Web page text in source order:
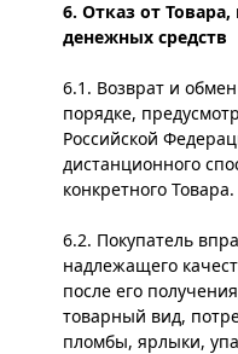
6. Отказ от
денежных средств
6.1. Возврат и
порядке,
Российской
дистанционного
конкретного Товара.
6.2. Покупатель
надлежащего
после его
товарный вид,
пломбы, ярлыки,